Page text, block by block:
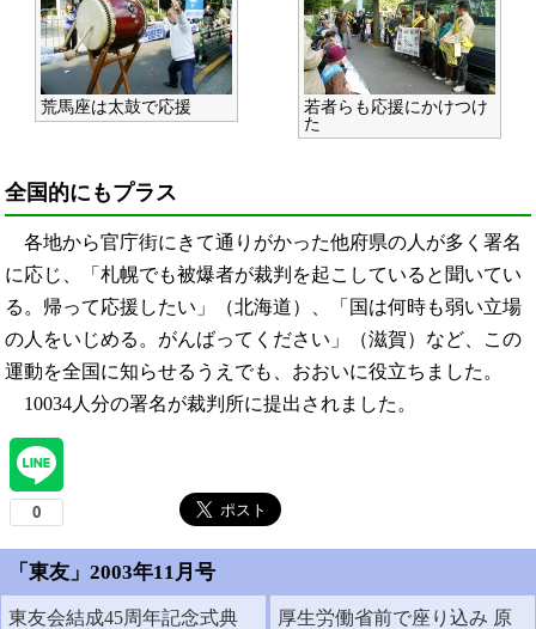
荒馬座は太鼓で応援
若者らも応援にかけつけ
た
全国的にもプラス
各地から官庁街にきて通りがかった他府県の人が多く署名
に応じ、「札幌でも被爆者が裁判を起こしていると聞いてい
る。帰って応援したい」（北海道）、「国は何時も弱い立場
の人をいじめる。がんばってください」（滋賀）など、この
運動を全国に知らせるうえでも、おおいに役立ちました。
10034人分の署名が裁判所に提出されました。
「東友」2003年11月号
東友会結成45周年記念式典
厚生労働省前で座り込み 原